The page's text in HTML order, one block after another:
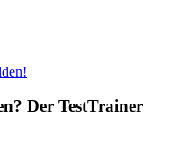
Der TestTrainer